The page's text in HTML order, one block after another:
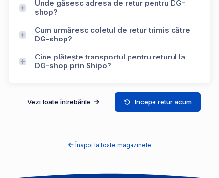
Unde găsesc adresa de retur pentru DG-
shop?
Cum urmăresc coletul de retur trimis către
DG-shop?
Cine plătește transportul pentru returul la
DG-shop prin Shipo?
Vezi toate întrebările Începe retur acum
Înapoi la toate magazinele